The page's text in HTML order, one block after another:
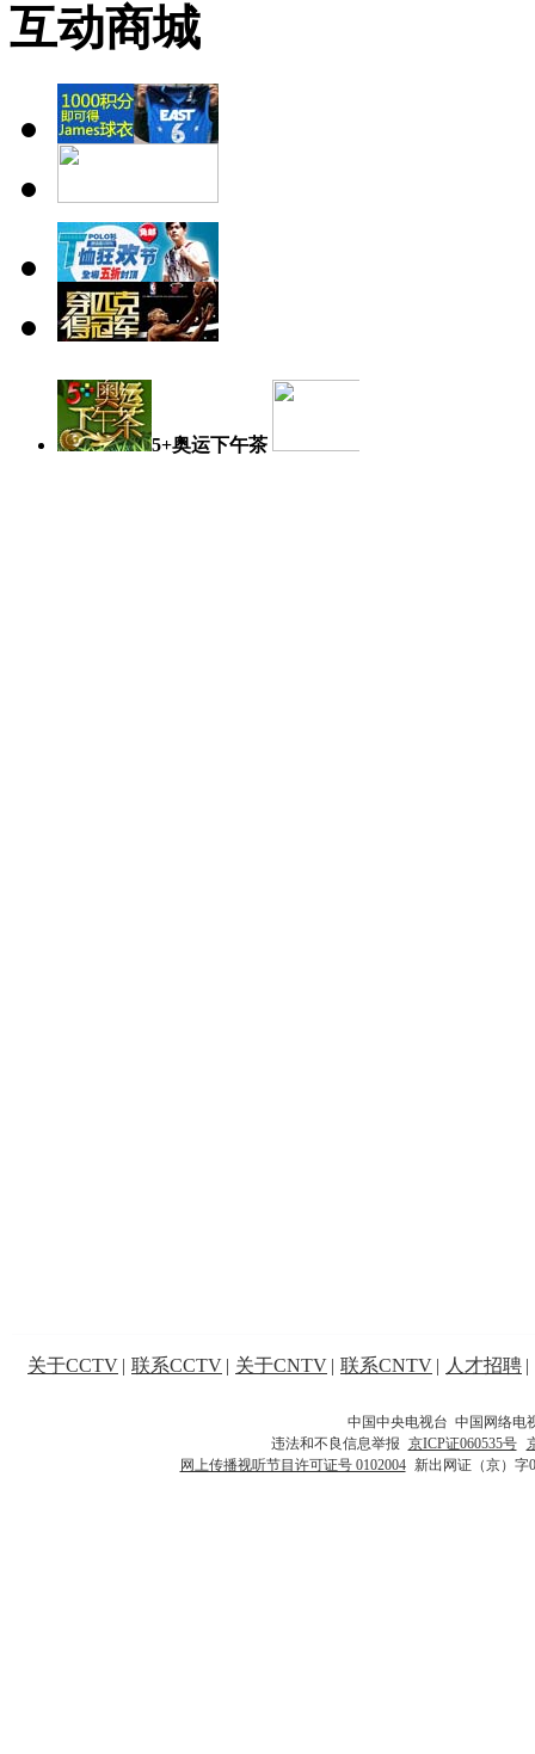
互动商城
5+奥运下午茶
关于CCTV | 联系CCTV | 关于CNTV | 联系CNTV | 人才招聘 |
中国中央电视台 中国网络电
违法和不良信息举报 京ICP证060535号
网上传播视听节目许可证号 0102004 新出网证（京）